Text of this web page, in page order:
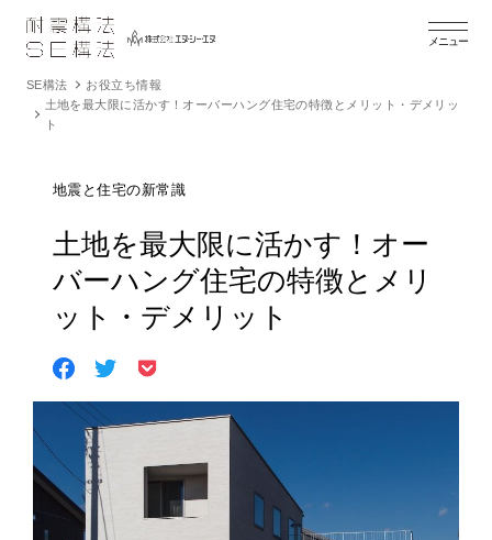
メニュー
SE構法
お役立ち情報
土地を最大限に活かす！オーバーハング住宅の特徴とメリット・デメリッ
ト
地震と住宅の新常識
土地を最大限に活かす！オー
バーハング住宅の特徴とメリ
ット・デメリット